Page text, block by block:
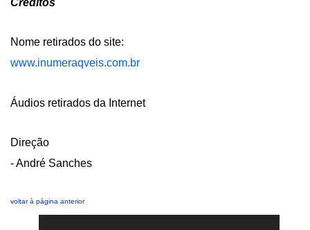
Nome retirados do site:
www.inumeraqveis.com.br
Áudios retirados da Internet
Direção
- André Sanches
voltar à página anterior